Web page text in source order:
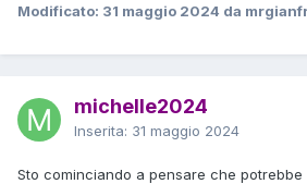
Modificato: 31 maggio 2024 da
michelle2024
Inserita: 31 maggio 2024
Sto cominciando a pensare che